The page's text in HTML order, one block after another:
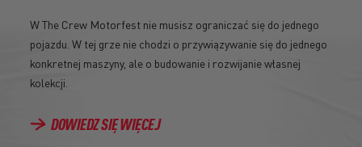
W The Crew Motorfest nie musisz ograniczać się do jednego
pojazdu. W tej grze nie chodzi o przywiązywanie się do jednego
konkretnej maszyny, ale o budowanie i rozwijanie własnej
kolekcji.
DOWIEDZ SIĘ WIĘCEJ